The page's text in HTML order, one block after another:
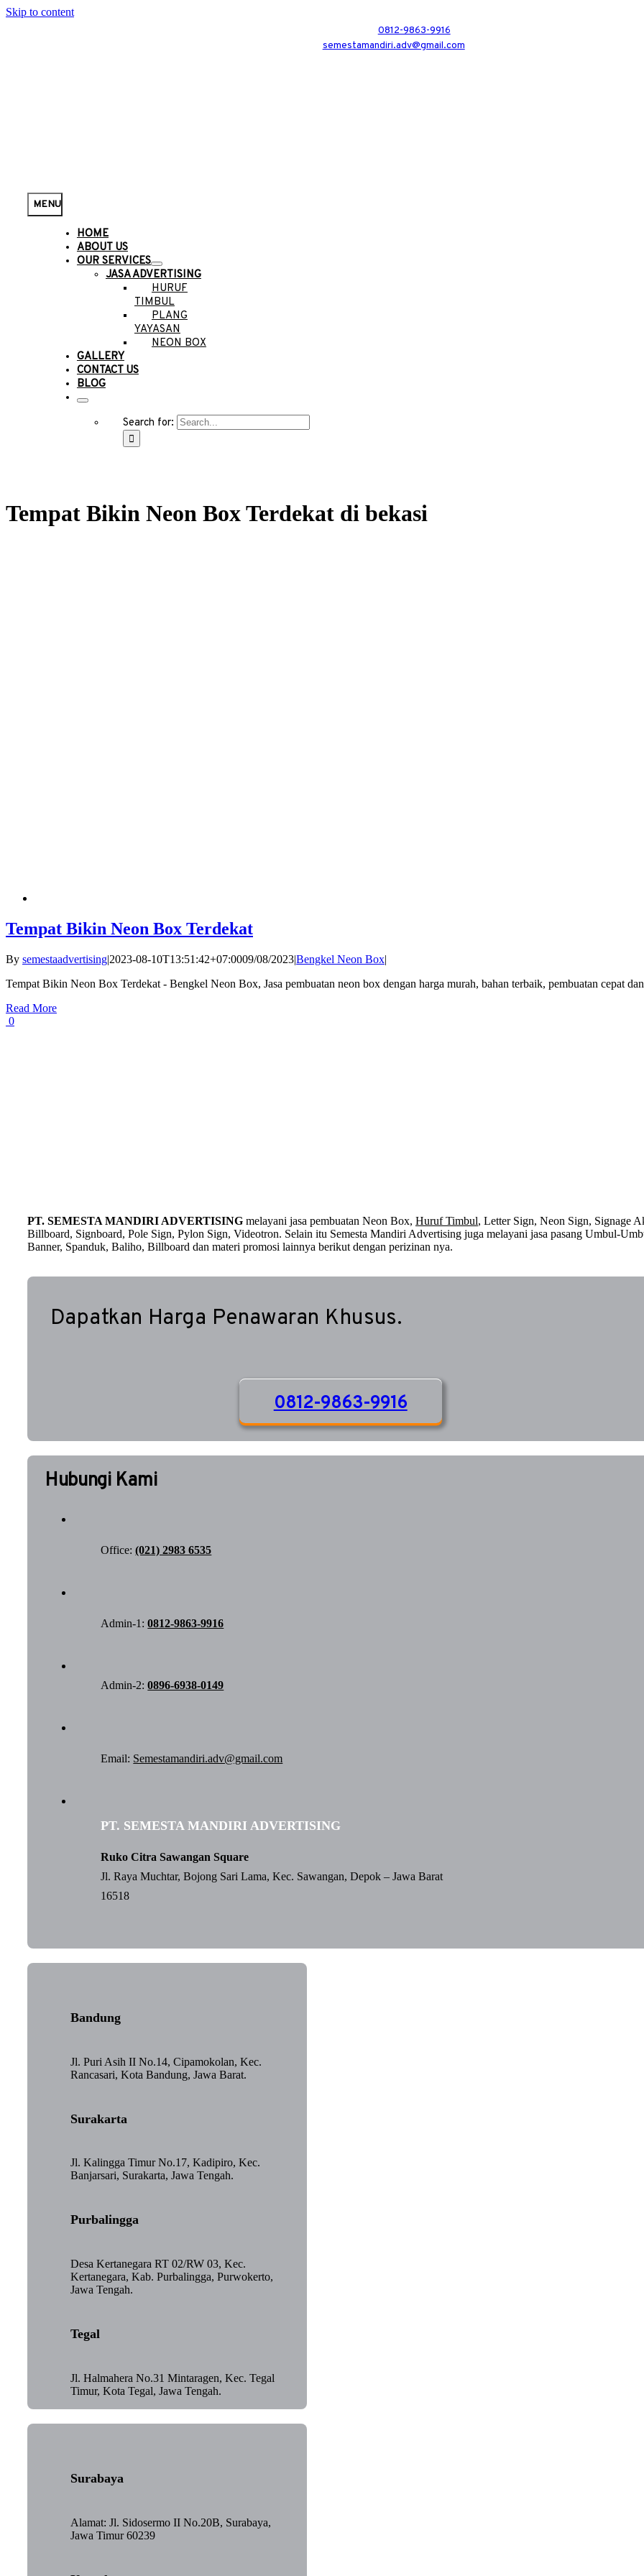
Skip to content
0812-9863-9916
semestamandiri.adv@gmail.com
MENU
HOME
ABOUT US
OUR SERVICES
JASA ADVERTISING
HURUF
TIMBUL
PLANG
YAYASAN
NEON BOX
GALLERY
CONTACT US
BLOG
Search for:
Tempat Bikin Neon Box Terdekat di bekasi
Tempat Bikin Neon Box Terdekat
By semestaadvertising|2023-08-10T13:51:42+07:0009/08/2023|Bengkel Neon Box|
Tempat Bikin Neon Box Terdekat - Bengkel Neon Box, Jasa pembuatan neon box dengan harga murah, bahan terbaik, pembuatan cepat dan
Read More
0
PT. SEMESTA MANDIRI ADVERTISINGmelayani jasa pembuatan Neon Box, Huruf Timbul, Letter Sign, Neon Sign, Signage
Billboard, Signboard, Pole Sign, Pylon Sign, Videotron. Selain itu Semesta Mandiri Advertising juga melayani jasa pasang Umbul-
Banner, Spanduk, Baliho, Billboard dan materi promosi lainnya berikut dengan perizinan nya.
Dapatkan Harga Penawaran Khusus.
0812-9863-9916
Hubungi Kami
Office:(021) 2983 6535
Admin-1:0812-9863-9916
Admin-2:0896-6938-0149
Email: Semestamandiri.adv@gmail.com
PT. SEMESTA MANDIRI ADVERTISING
Ruko Citra Sawangan Square
Jl. Raya Muchtar, Bojong Sari Lama, Kec. Sawangan, Depok – Jawa Barat
16518
Bandung
Jl. Puri Asih II No.14, Cipamokolan, Kec.
Rancasari, Kota Bandung, Jawa Barat.
Surakarta
Jl. Kalingga Timur No.17, Kadipiro, Kec.
Banjarsari, Surakarta, Jawa Tengah.
Purbalingga
Desa Kertanegara RT 02/RW 03, Kec.
Kertanegara, Kab. Purbalingga, Purwokerto,
Jawa Tengah.
Tegal
Jl. Halmahera No.31 Mintaragen, Kec. Tegal
Timur, Kota Tegal, Jawa Tengah.
Surabaya
Alamat: Jl. Sidosermo II No.20B, Surabaya,
Jawa Timur 60239